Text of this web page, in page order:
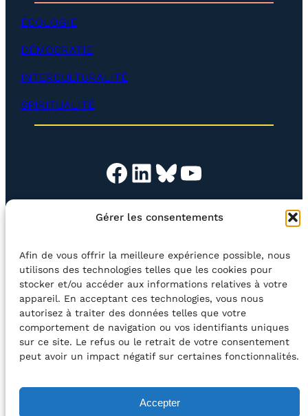
Gérer les consentements
Afin de vous offrir la meilleure expérience possible, nous
utilisons des technologies telles que les cookies pour
stocker et/ou accéder aux informations relatives à votre
appareil. En acceptant ces technologies, vous nous
autorisez à traiter des données telles que votre
comportement de navigation ou vos identifiants uniques
sur ce site. Le refus ou le retrait de votre consentement
peut avoir un impact négatif sur certaines fonctionnalités.
Accepter
ÉCOLOGIE
DÉMOCRATIE
INTERCULTURALITÉ
SPIRITUALITÉ
Facebook LinkedIn Bluesky YouTube
Rechercher
©2026 Centre Avec asblBE33 5230​ 8091​ 4546
avec le soutien de la Fédération Wallonie-Bruxelles
POLITIQUE DE CONFIDENTIALITÉ